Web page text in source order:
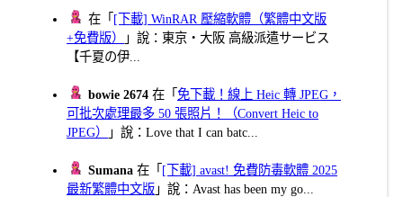
在「 [下載] WinRAR 壓縮軟體（繁體中文版
+免費版）
」說：東京・大阪 高級派遣サービス
【千夏の伊...
bowie 2674 在「免下載！線上 Heic 轉 JPEG，
可批次處理最多 50 張照片！（Convert Heic to
JPEG）
」說：Love that I can batc...
Sumana 在「 [下載] avast! 免費防毒軟體 2025
最新繁體中文版 」說：Avast has been my go...